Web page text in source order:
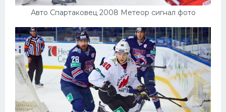
Авто Спартаковец 2008 Метеор сигнал фото